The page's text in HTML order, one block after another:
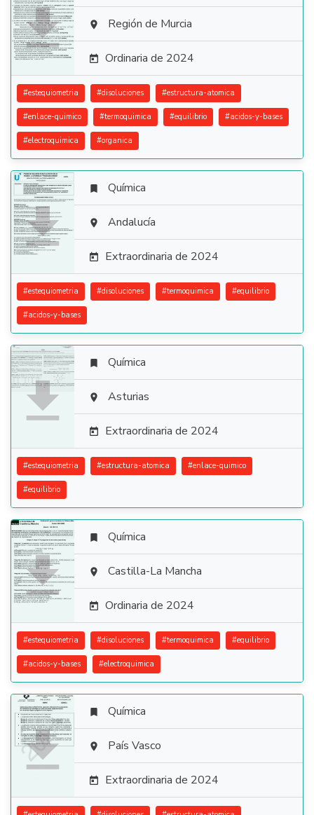
  Región de Murcia
 Ordinaria de 2024
#estequiometria #disoluciones #estructura-atomica
#enlace-quimico #termoquimica #equilibrio #acidos-y-bases
#electroquimica #organica

 Química
 Andalucía
 Extraordinaria de 2024
#estequiometria #disoluciones #termoquimica #equilibrio
#acidos-y-bases

 Química
 Asturias
 Extraordinaria de 2024
#estequiometria #estructura-atomica #enlace-quimico
#equilibrio

 Química
 Castilla-La Mancha
 Ordinaria de 2024
#estequiometria #disoluciones #termoquimica #equilibrio
#acidos-y-bases #electroquimica

 Química
 País Vasco
 Extraordinaria de 2024